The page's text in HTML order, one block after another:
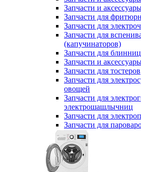
Запчасти и
Запчасти для
Запчасти для
Запчасти для
(капучинаторов)
Запчасти для блинниц
Запчасти и
Запчасти для тостеров
Запчасти для
овощей
Запчасти для
электрошашлычниц
Запчасти для
Запчасти для